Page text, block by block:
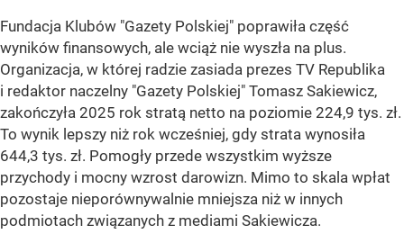
Fundacja Klubów "Gazety Polskiej" poprawiła część
wyników finansowych, ale wciąż nie wyszła na plus.
Organizacja, w której radzie zasiada prezes TV Republika
i redaktor naczelny "Gazety Polskiej" Tomasz Sakiewicz,
zakończyła 2025 rok stratą netto na poziomie 224,9 tys. zł.
To wynik lepszy niż rok wcześniej, gdy strata wynosiła
644,3 tys. zł. Pomogły przede wszystkim wyższe
przychody i mocny wzrost darowizn. Mimo to skala wpłat
pozostaje nieporównywalnie mniejsza niż w innych
podmiotach związanych z mediami Sakiewicza.